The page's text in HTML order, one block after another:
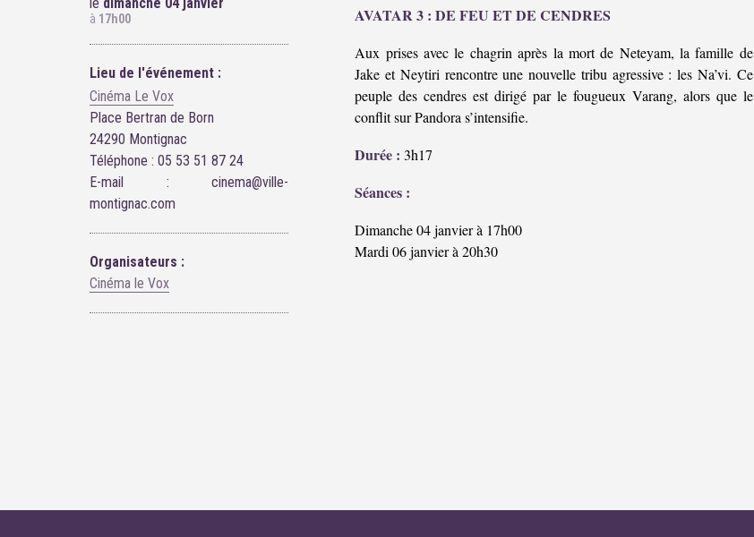
à 17h00
Lieu de l'événement :
Cinéma Le Vox
Place Bertran de Born
24290 Montignac
Téléphone : 05 53 51 87 24
E-mail : cinema@ville-
montignac.com
Organisateurs :
Cinéma le Vox
AVATAR 3 : DE FEU ET DE CENDRES
Aux prises avec le chagrin après la mort de Neteyam, la famille de
Jake et Neytiri rencontre une nouvelle tribu agressive : les Na’vi. Ce
peuple des cendres est dirigé par le fougueux Varang, alors que le
conflit sur Pandora s’intensifie.
Durée : 3h17
Séances :
Dimanche 04 janvier à 17h00
Mardi 06 janvier à 20h30